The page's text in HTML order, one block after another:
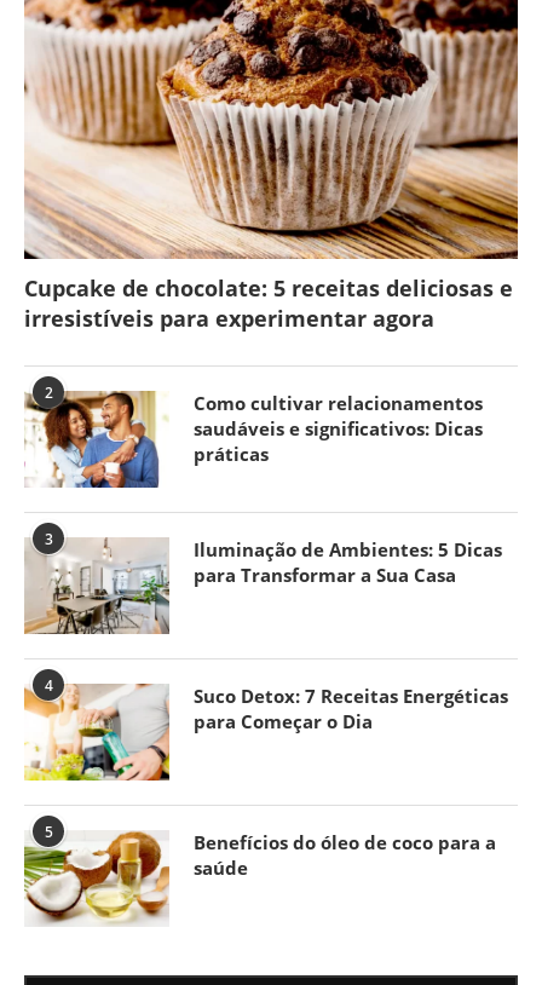
Cupcake de chocolate: 5 receitas deliciosas e
irresistíveis para experimentar agora
2
Como cultivar relacionamentos
saudáveis e significativos: Dicas
práticas
3
Iluminação de Ambientes: 5 Dicas
para Transformar a Sua Casa
4
Suco Detox: 7 Receitas Energéticas
para Começar o Dia
5
Benefícios do óleo de coco para a
saúde